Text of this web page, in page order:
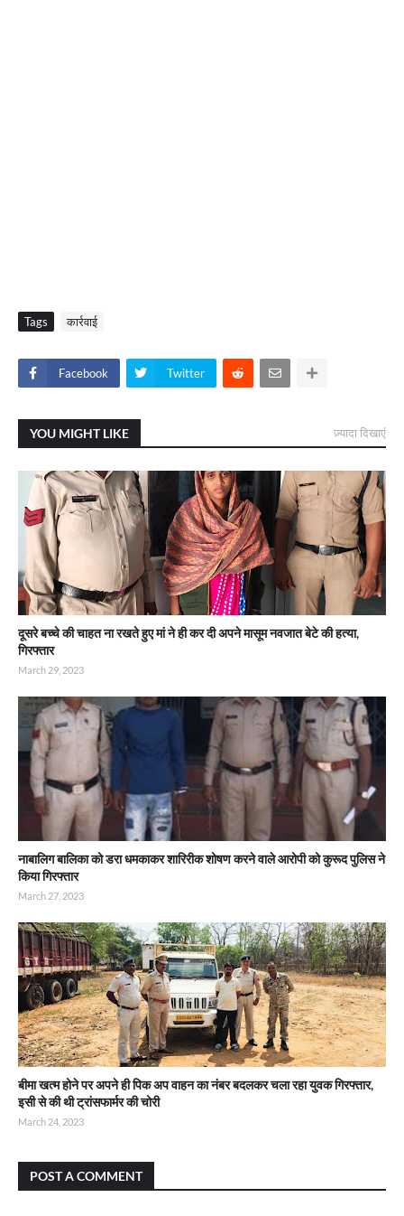
Tags कार्रवाई
Facebook Twitter
YOU MIGHT LIKE ज़्यादा दिखाएं
दूसरे बच्चे की चाहत ना रखते हुए मां ने ही कर दी अपने मासूम नवजात बेटे की हत्या,
गिरफ्तार
March 29, 2023
नाबालिग बालिका को डरा धमकाकर शारिरीक शोषण करने वाले आरोपी को कुरूद पुलिस ने
किया गिरफ्तार
March 27, 2023
बीमा खत्म होने पर अपने ही पिक अप वाहन का नंबर बदलकर चला रहा युवक गिरफ्तार,
इसी से की थी ट्रांसफार्मर की चोरी
March 24, 2023
POST A COMMENT